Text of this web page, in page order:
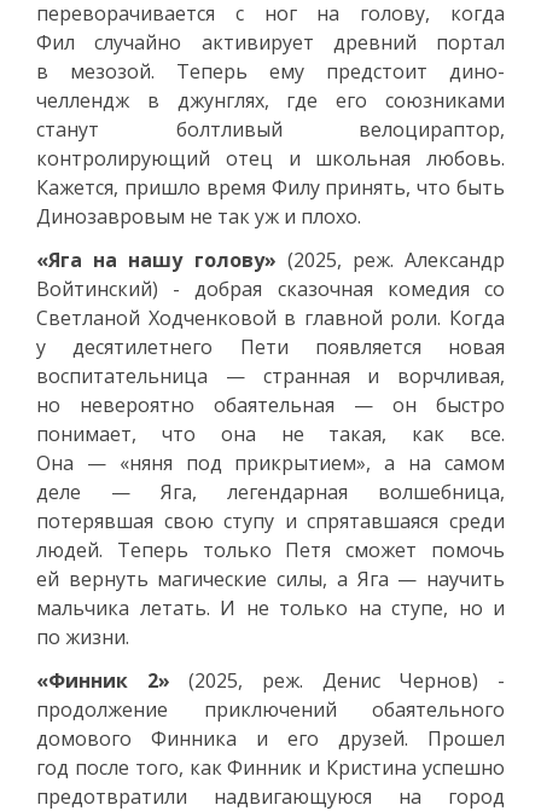
переворачивается с ног на голову, когда
Фил случайно активирует древний портал
в мезозой. Теперь ему предстоит дино-
челлендж в джунглях, где его союзниками
станут болтливый велоцираптор,
контролирующий отец и школьная любовь.
Кажется, пришло время Филу принять, что быть
Динозавровым не так уж и плохо.
«Яга на нашу голову» (2025, реж. Александр
Войтинский) - добрая сказочная комедия со
Светланой Ходченковой в главной роли. Когда
у десятилетнего Пети появляется новая
воспитательница — странная и ворчливая,
но невероятно обаятельная — он быстро
понимает, что она не такая, как все.
Она — «няня под прикрытием», а на самом
деле — Яга, легендарная волшебница,
потерявшая свою ступу и спрятавшаяся среди
людей. Теперь только Петя сможет помочь
ей вернуть магические силы, а Яга — научить
мальчика летать. И не только на ступе, но и
по жизни.
«Финник 2» (2025, реж. Денис Чернов) -
продолжение приключений обаятельного
домового Финника и его друзей. Прошел
год после того, как Финник и Кристина успешно
предотвратили надвигающуюся на город